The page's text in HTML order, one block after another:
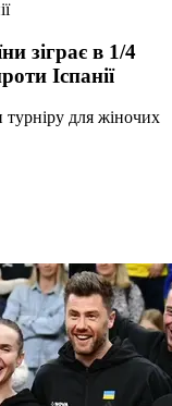
зіграє в 1/4
Іспанії
для жіночих